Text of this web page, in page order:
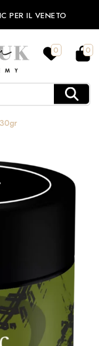
PER IL VENETO
0 0